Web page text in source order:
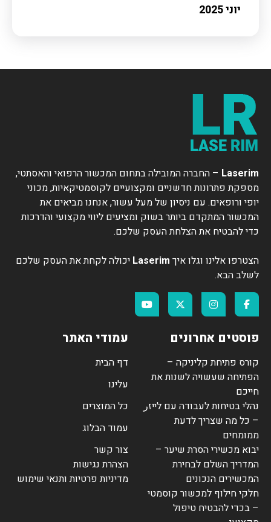
יוני 2025
Laserim – החברה המובילה בתחום המכשור הרפואי והאסתטי,
מספקת פתרונות חדשניים ומקצועיים לקוסמטיקאיות, מכוני
יופי ורופאים. עם ניסיון של מעל עשור, אנחנו מביאים את
המכשור המתקדם ביותר בשוק ומציעים ליווי מקצועי והדרכות
כדי להבטיח את הצלחת העסק שלכם.
הצטרפו אלינו וגלו איך Laserim יכולה לקחת את העסק שלכם
לשלב הבא.
פוסטים אחרונים
קורס פתיחת קליניקה –
הפתיחה שעשויה לשנות את
חייכם
נהלי בטיחות לעבודה עם לייזر
– כל מה שצריך לדעת
ממומחים
יבוא מכשירי הסרת שיער –
המדריך השלם לבחירת
המכשירים הנכונים
חלקי חילוף למכשור קוסמטי
– בכדי להבטיח טיפול
עמודי האתר
דף הבית
עלינו
כל המוצרים
עמוד הבלוג
צור קשר
הצהרת נגישות
מדיניות פרטיות ותנאי שימוש